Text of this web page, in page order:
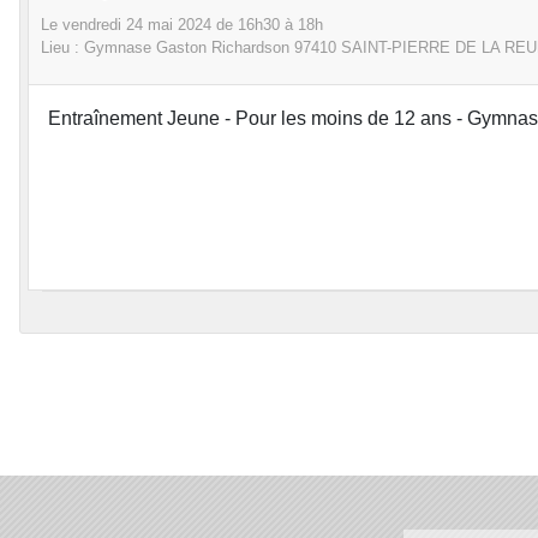
Le vendredi 24 mai 2024 de 16h30 à 18h
Lieu : Gymnase Gaston Richardson 97410 SAINT-PIERRE DE LA
Entraînement Jeune - Pour les moins de 12 ans -